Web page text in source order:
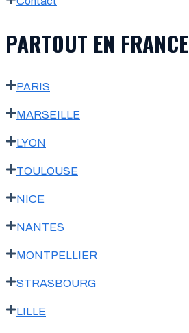
PARTOUT EN FRANCE
PARIS
MARSEILLE
LYON
TOULOUSE
NICE
NANTES
MONTPELLIER
STRASBOURG
LILLE